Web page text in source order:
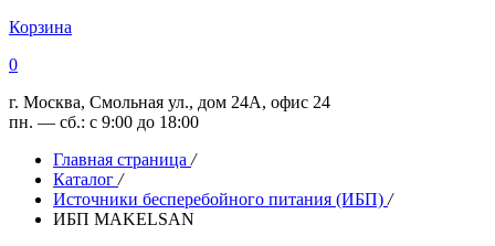
Корзина
0
г. Москва, Смольная ул., дом 24А, офис 24
пн. — сб.: с 9:00 до 18:00
Главная страница /
Каталог /
Источники бесперебойного питания (ИБП) /
ИБП MAKELSAN